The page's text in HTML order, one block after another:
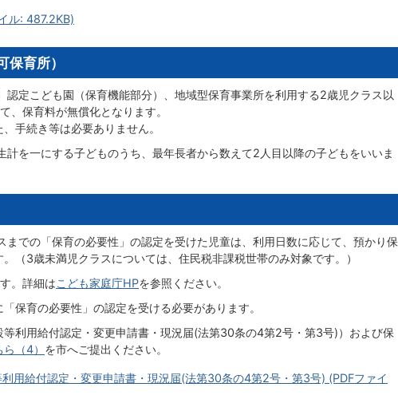
ル: 487.2KB)
保育所）
認定こども園（保育機能部分）、地域型保育事業所を利用する2歳児クラス以
、保育料が無償化となります。
手続き等は必要ありません。
を一にする子どものうち、最年長者から数えて2人目以降の子どもをいいま
までの「保育の必要性」の認定を受けた児童は、利用日数に応じて、預かり保
（3歳未満児クラスについては、住民税非課税世帯のみ対象です。）
。詳細はこども家庭庁HPを参照ください。
保育の必要性」の認定を受ける必要があります。
利用給付認定・変更申請書・現況届(法第30条の4第2号・第3号)）および保
ら（4） を市へご提出ください。
用給付認定・変更申請書・現況届(法第30条の4第2号・第3号) (PDFファイ